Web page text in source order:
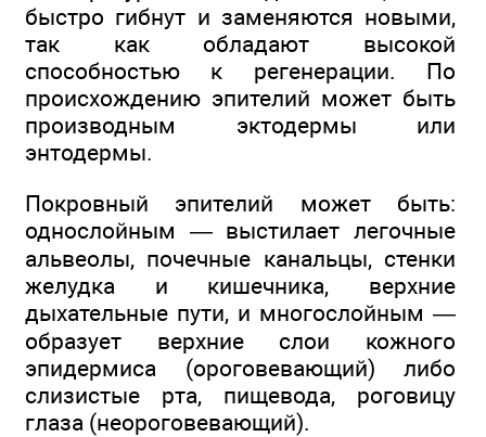
быстро гибнут и заменяются новыми,
так как обладают высокой
способностью к регенерации. По
происхождению эпителий может быть
производным эктодермы или
энтодермы.
Покровный эпителий может быть:
однослойным — выстилает легочные
альвеолы, почечные канальцы, стенки
желудка и кишечника, верхние
дыхательные пути, и многослойным —
образует верхние слои кожного
эпидермиса (ороговевающий) либо
слизистые рта, пищевода, роговицу
глаза (неороговевающий).